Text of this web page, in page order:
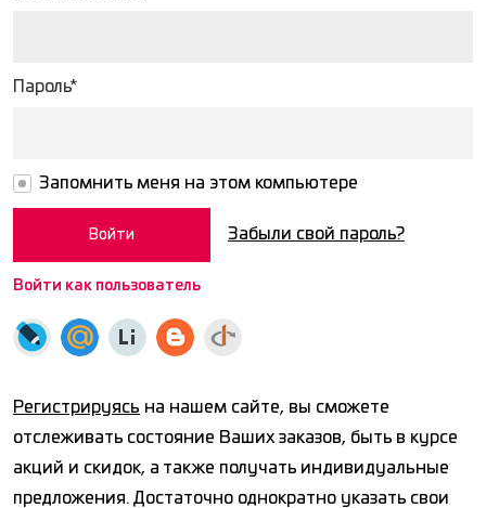
Пароль*
Запомнить меня на этом компьютере
Забыли свой пароль?
Войти как пользователь
Регистрируясь на нашем сайте, вы сможете
отслеживать состояние Ваших заказов, быть в курсе
акций и скидок, а также получать индивидуальные
предложения. Достаточно однократно указать свои